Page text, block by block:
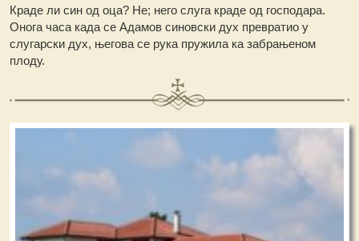
Краде ли син од оца? Не; него слуга краде од господара.
Онога часа када се Адамов синовски дух превратио у
слугарски дух, његова се рука пружила ка забрањеном
плоду.